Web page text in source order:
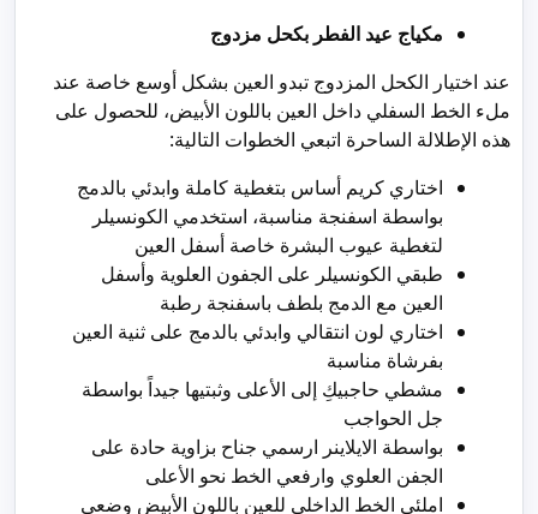
مكياج عيد الفطر بكحل مزدوج
عند اختيار الكحل المزدوج تبدو العين بشكل أوسع خاصة عند
ملء الخط السفلي داخل العين باللون الأبيض، للحصول على
هذه الإطلالة الساحرة اتبعي الخطوات التالية:
اختاري كريم أساس بتغطية كاملة وابدئي بالدمج
بواسطة اسفنجة مناسبة، استخدمي الكونسيلر
لتغطية عيوب البشرة خاصة أسفل العين
طبقي الكونسيلر على الجفون العلوية وأسفل
العين مع الدمج بلطف باسفنجة رطبة
اختاري لون انتقالي وابدئي بالدمج على ثنية العين
بفرشاة مناسبة
مشطي حاجبيكِ إلى الأعلى وثبتيها جيداً بواسطة
جل الحواجب
بواسطة الايلاينر ارسمي جناح بزاوية حادة على
الجفن العلوي وارفعي الخط نحو الأعلى
املئي الخط الداخلي للعين باللون الأبيض وضعي